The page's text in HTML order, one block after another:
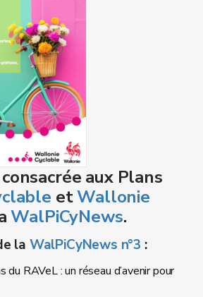
aux Plans
etWallonie
WalPiCyNews.
la WalPiCyNews n°3 :
du RAVeL : un réseau d’avenir pour